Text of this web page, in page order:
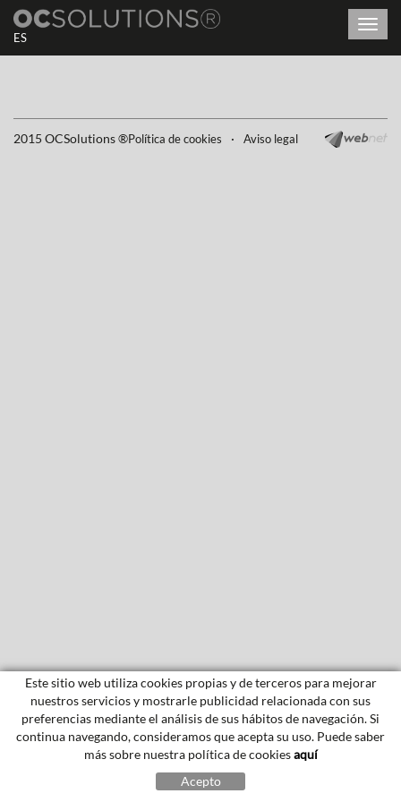
ES
2015 OCSolutions ®Política de cookies · Aviso legal
Este sitio web utiliza cookies propias y de terceros para mejorar
nuestros servicios y mostrarle publicidad relacionada con sus
preferencias mediante el análisis de sus hábitos de navegación. Si
continua navegando, consideramos que acepta su uso. Puede saber
más sobre nuestra política de cookiesaquí
Acepto